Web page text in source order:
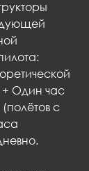
+ Один час
с